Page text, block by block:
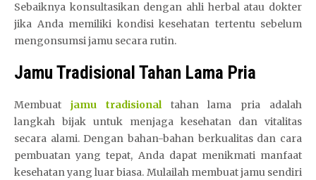
Sebaiknya konsultasikan dengan ahli herbal atau dokter
jika Anda memiliki kondisi kesehatan tertentu sebelum
mengonsumsi jamu secara rutin.
Jamu Tradisional Tahan Lama Pria
Membuat jamu tradisionaltahan lama pria adalah
langkah bijak untuk menjaga kesehatan dan vitalitas
secara alami. Dengan bahan-bahan berkualitas dan cara
pembuatan yang tepat, Anda dapat menikmati manfaat
kesehatan yang luar biasa. Mulailah membuat jamu sendiri